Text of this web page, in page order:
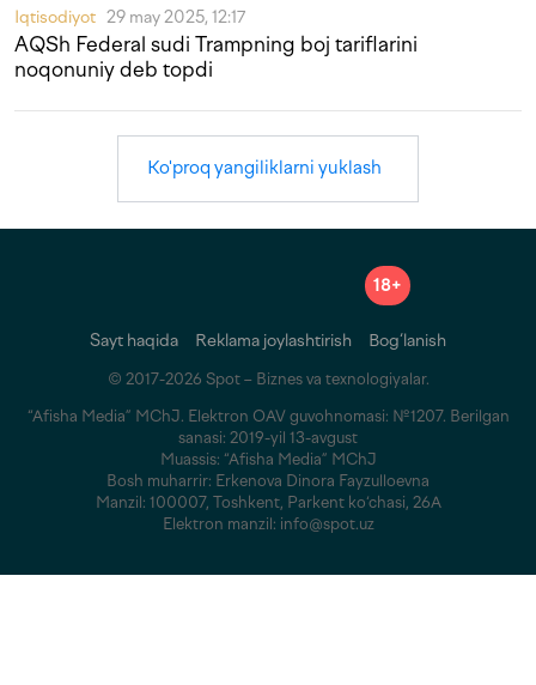
Iqtisodiyot 29 may 2025, 12:17
AQSh Federal sudi Trampning boj tariflarini
noqonuniy deb topdi
Ko'proq yangiliklarni yuklash
18+
Sayt haqida Reklama joylashtirish Bog‘lanish
© 2017-2026 Spot – Biznes va texnologiyalar.
“Afisha Media” MChJ. Elektron OAV guvohnomasi: №1207. Berilgan
sanasi: 2019-yil 13-avgust
Muassis: “Afisha Media” MChJ
Bosh muharrir: Erkenova Dinora Fayzulloevna
Manzil: 100007, Toshkent, Parkent ko‘chasi, 26A
Elektron manzil: info@spot.uz